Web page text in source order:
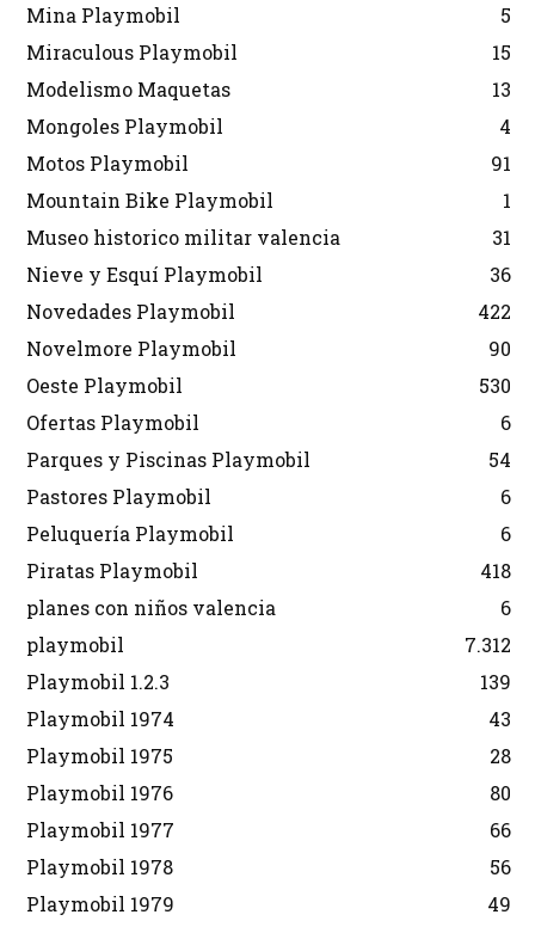
Mina Playmobil
5
Miraculous Playmobil
15
Modelismo Maquetas
13
Mongoles Playmobil
4
Motos Playmobil
91
Mountain Bike Playmobil
1
Museo historico militar valencia
31
Nieve y Esquí Playmobil
36
Novedades Playmobil
422
Novelmore Playmobil
90
Oeste Playmobil
530
Ofertas Playmobil
6
Parques y Piscinas Playmobil
54
Pastores Playmobil
6
Peluquería Playmobil
6
Piratas Playmobil
418
planes con niños valencia
6
playmobil
7.312
Playmobil 1.2.3
139
Playmobil 1974
43
Playmobil 1975
28
Playmobil 1976
80
Playmobil 1977
66
Playmobil 1978
56
Playmobil 1979
49